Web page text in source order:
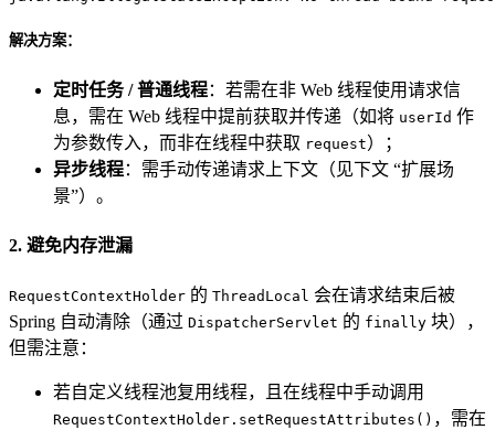
解决方案：
定时任务 / 普通线程：若需在非 Web 线程使用请求信
息，需在 Web 线程中提前获取并传递（如将 userId 作
为参数传入，而非在线程中获取 request）；
异步线程：需手动传递请求上下文（见下文 “扩展场
景”）。
2. 避免内存泄漏
RequestContextHolder 的 ThreadLocal 会在请求结束后被
Spring 自动清除（通过 DispatcherServlet 的 finally 块），
但需注意：
若自定义线程池复用线程，且在线程中手动调用
RequestContextHolder.setRequestAttributes() ，需在